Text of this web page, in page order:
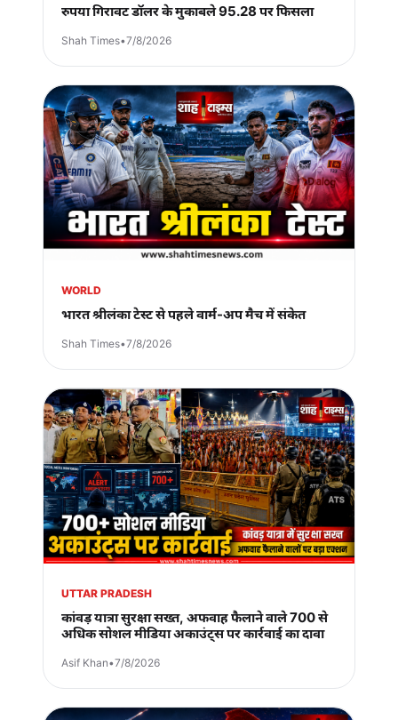
रुपया गिरावट डॉलर के मुकाबले 95.28 पर फिसला
Shah Times•7/8/2026
WORLD
भारत श्रीलंका टेस्ट से पहले वार्म-अप मैच में संकेत
Shah Times•7/8/2026
UTTAR PRADESH
कांवड़ यात्रा सुरक्षा सख्त, अफवाह फैलाने वाले 700 से
अधिक सोशल मीडिया अकाउंट्स पर कार्रवाई का दावा
Asif Khan•7/8/2026